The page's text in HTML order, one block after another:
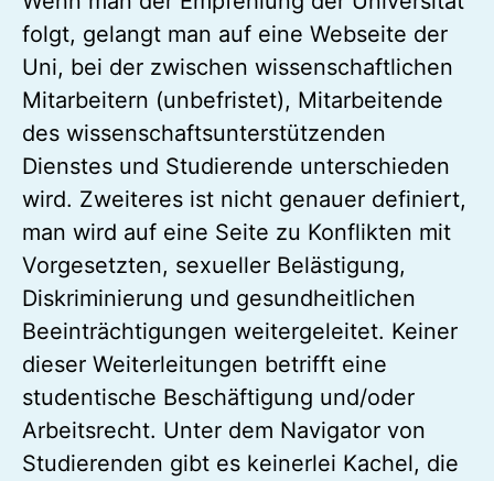
folgt, gelangt man auf eine Webseite der
Uni, bei der zwischen wissenschaftlichen
Mitarbeitern (unbefristet), Mitarbeitende
des wissenschaftsunterstützenden
Dienstes und Studierende unterschieden
wird. Zweiteres ist nicht genauer definiert,
man wird auf eine Seite zu Konflikten mit
Vorgesetzten, sexueller Belästigung,
Diskriminierung und gesundheitlichen
Beeinträchtigungen weitergeleitet. Keiner
dieser Weiterleitungen betrifft eine
studentische Beschäftigung und/oder
Arbeitsrecht. Unter dem Navigator von
Studierenden gibt es keinerlei Kachel, die